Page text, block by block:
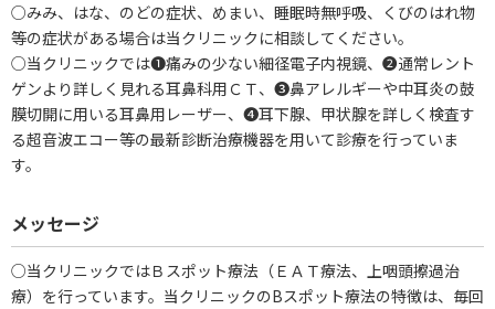
○みみ、はな、のどの症状、めまい、睡眠時無呼吸、くびのはれ物
等の症状がある場合は当クリニックに相談してください。
○当クリニックでは➊痛みの少ない細径電子内視鏡、❷通常レント
ゲンより詳しく見れる耳鼻科用ＣＴ、❸鼻アレルギーや中耳炎の鼓
膜切開に用いる耳鼻用レーザー、❹耳下腺、甲状腺を詳しく検査す
る超音波エコー等の最新診断治療機器を用いて診療を行っていま
す。
メッセージ
○当クリニックではＢスポット療法（ＥＡＴ療法、上咽頭擦過治
療）を行っています。当クリニックのBスポット療法の特徴は、毎回